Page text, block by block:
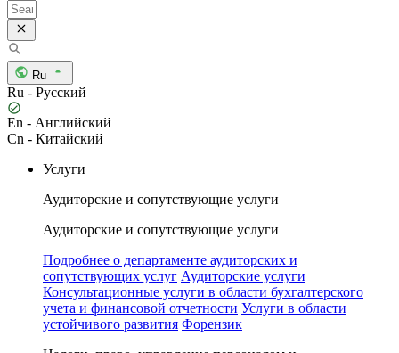
Ru
Ru - Русский
En - Английский
Cn - Китайский
Услуги
Аудиторские и сопутствующие услуги
Аудиторские и сопутствующие услуги
Подробнее о департаменте аудиторских и
сопутствующих услуг Аудиторские услуги
Консультационные услуги в области бухгалтерского
учета и финансовой отчетности Услуги в области
устойчивого развития Форензик